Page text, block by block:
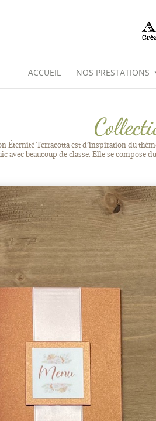
ACCUEIL NOS PRESTATIONS
Éternité Terracotta est d’inspiration du
avec beaucoup de classe. Elle se compose